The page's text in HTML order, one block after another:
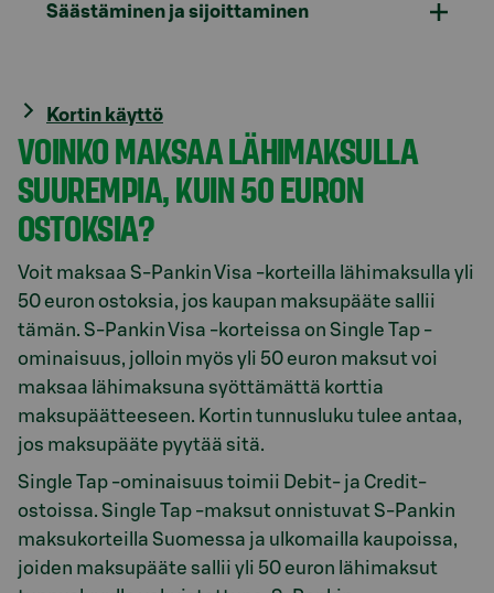
Säästäminen ja sijoittaminen
Kortin käyttö
VOINKO MAKSAA LÄHIMAKSULLA
SUUREMPIA, KUIN 50 EURON
OSTOKSIA?
Voit maksaa S-Pankin Visa -korteilla lähimaksulla yli
50 euron ostoksia, jos kaupan maksupääte sallii
tämän. S-Pankin Visa -korteissa on Single Tap -
ominaisuus, jolloin myös yli 50 euron maksut voi
maksaa lähimaksuna syöttämättä korttia
maksupäätteeseen. Kortin tunnusluku tulee antaa,
jos maksupääte pyytää sitä.
Single Tap -ominaisuus toimii Debit- ja Credit-
ostoissa. Single Tap -maksut onnistuvat S-Pankin
maksukorteilla Suomessa ja ulkomailla kaupoissa,
joiden maksupääte sallii yli 50 euron lähimaksut